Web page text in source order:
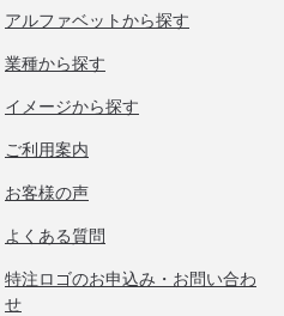
アルファベットから探す
業種から探す
イメージから探す
ご利用案内
お客様の声
よくある質問
特注ロゴのお申込み・お問い合わ
せ